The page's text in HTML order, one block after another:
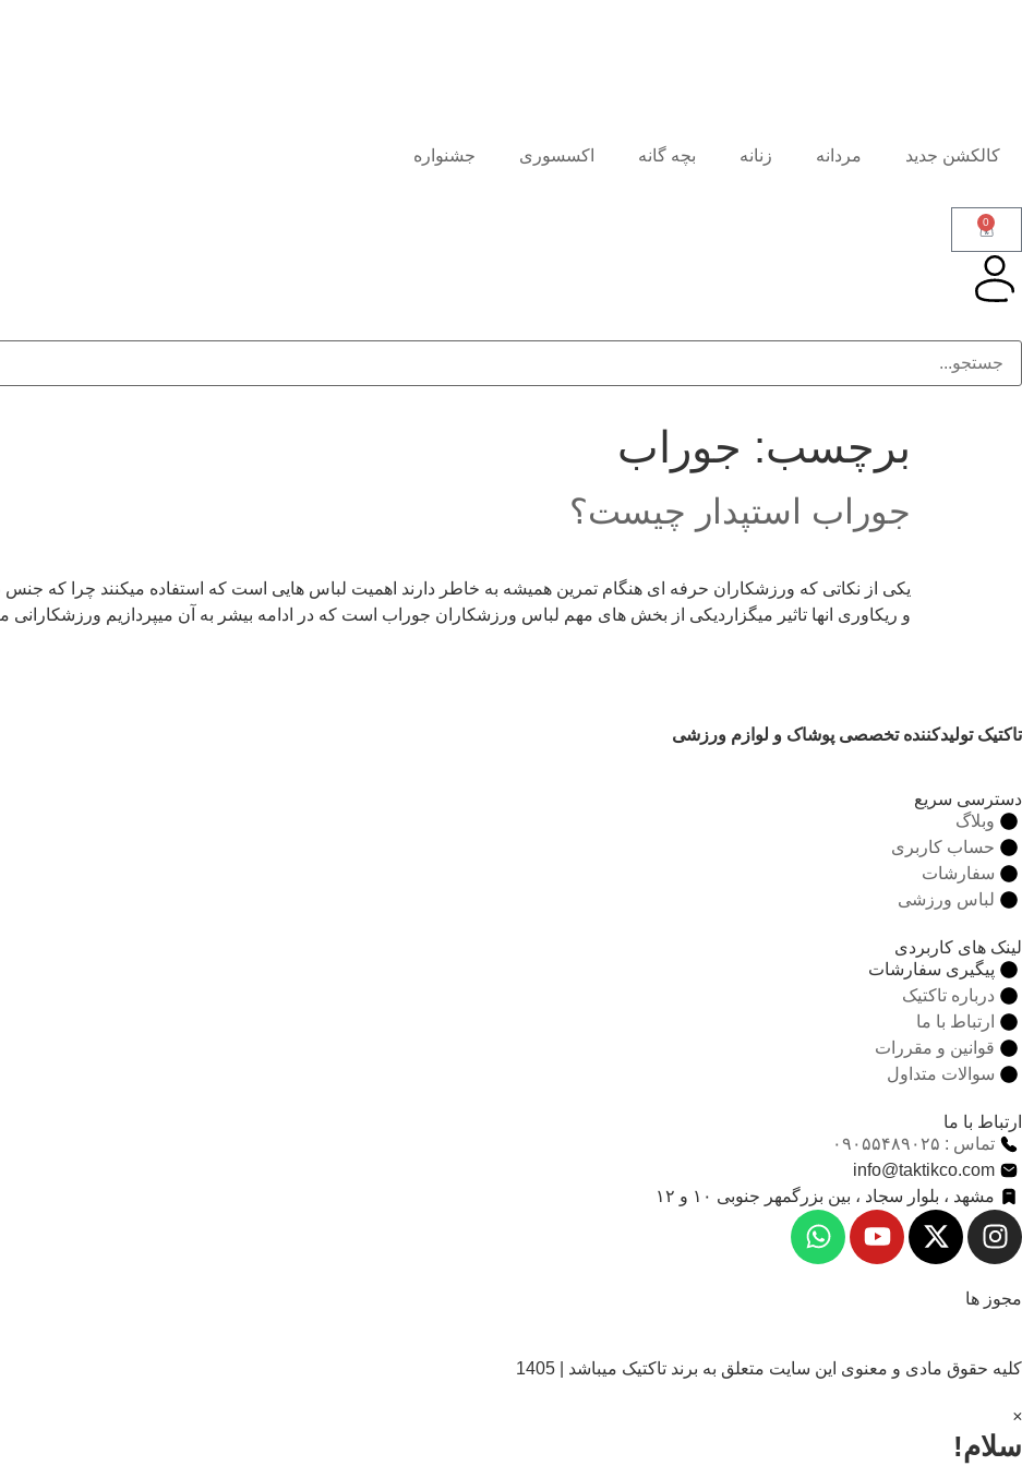
کالکشن جدید مردانه زنانه بچه گانه اکسسوری جشنواره
0
برچسب: جوراب
جوراب استپدار چیست؟
یکی از نکاتی که ورزشکاران حرفه ای هنگام تمرین همیشه به خاطر دارند اهمیت لباس هایی است که استفاده میکنند چرا که
و ریکاوری انها تاثیر میگزاردیکی از بخش های مهم لباس ورزشکاران جوراب است که در ادامه بیشر به آن میپردازیم ورزشکارانی
تاکتیک تولیدکننده تخصصی پوشاک و لوازم ورزشی
دسترسی سریع
وبلاگ
حساب کاربری
سفارشات
لباس ورزشی
لینک های کاربردی
پیگیری سفارشات
درباره تاکتیک
ارتباط با ما
قوانین و مقررات
سوالات متداول
ارتباط با ما
تماس : ۰۹۰۵۵۴۸۹۰۲۵
info@taktikco.com
مشهد ، بلوار سجاد ، بین بزرگمهر جنوبی ۱۰ و ۱۲
مجوز ها
کلیه حقوق مادی و معنوی این سایت متعلق به برند تاکتیک میباشد | 1405
×
سلام!